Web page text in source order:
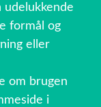
udelukkende
formål og
eller
om brugen
i